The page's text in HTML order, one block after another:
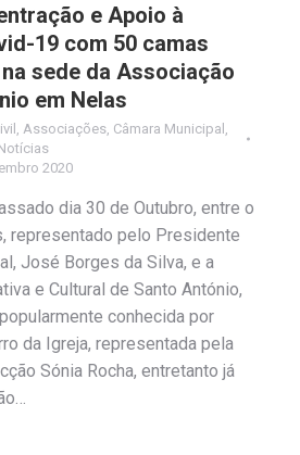
e Apoio à
19 com 50 camas
sede da Associação
em Nelas
Associações Câmara Municipal
2020
dia 30 de Outubro, entre o
representado pelo Presidente
José Borges da Silva, e a
e Cultural de Santo António,
conhecida por
da Igreja, representada pela
Sónia Rocha, entretanto já